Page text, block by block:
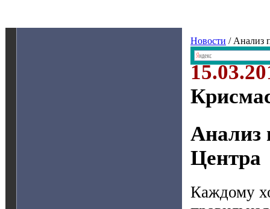
Новости / Анализ
Анализ
Центра
Каждому